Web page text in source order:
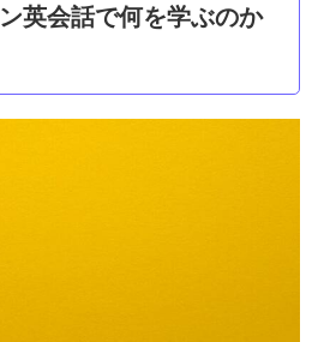
英会話で何を学ぶのか